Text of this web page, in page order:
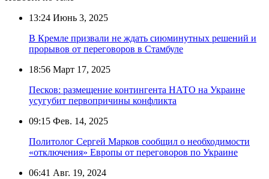
13:24 Июнь 3, 2025
В Кремле призвали не ждать сиюминутных решений и
прорывов от переговоров в Стамбуле
18:56 Март 17, 2025
Песков: размещение контингента НАТО на Украине
усугубит первопричины конфликта
09:15 Фев. 14, 2025
Политолог Сергей Марков сообщил о необходимости
«отключения» Европы от переговоров по Украине
06:41 Авг. 19, 2024